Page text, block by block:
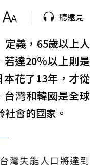
聽遠見
定義，65歲以上人
達20％以上則是
本花了13年，才從
台灣和韓國是全球
會的國家。
灣失能人口將達到